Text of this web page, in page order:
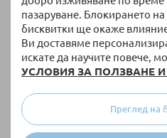
пазаруване. Блокирането
бисквитки ще окаже
Ви доставяме
искате да научите повече,
УСЛОВИЯ ЗА ПОЛЗВАНЕ
Преглед на
Детски дървен кухненски
комплект Raya Toys